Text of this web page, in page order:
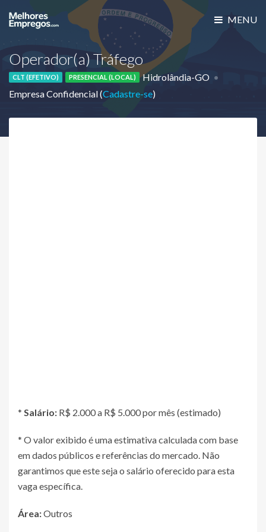
MENU
Operador(a) Tráfego
CLT (EFETIVO) PRESENCIAL (LOCAL)
Hidrolândia-GO
Empresa Confidencial (Cadastre-se)
* Salário: R$ 2.000 a R$ 5.000 por mês (estimado)
* O valor exibido é uma estimativa calculada com base
em dados públicos e referências do mercado. Não
garantimos que este seja o salário oferecido para esta
vaga específica.
Área:Outros